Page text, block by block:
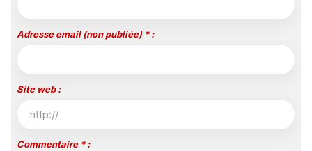
Adresse email (non publiée) * :
Site web :
Commentaire * :